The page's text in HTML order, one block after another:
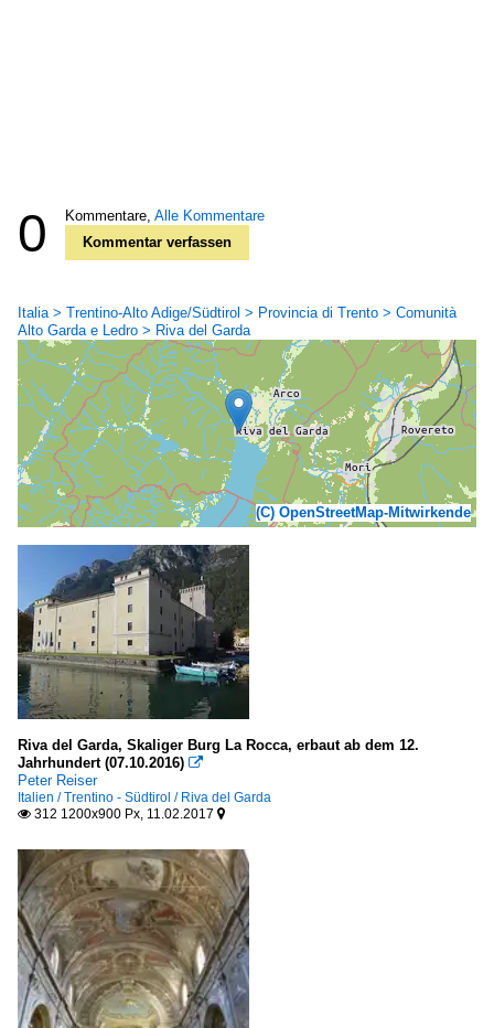
0 Kommentare, Alle Kommentare
Kommentar verfassen
Italia > Trentino-Alto Adige/Südtirol > Provincia di Trento > Comunità
Alto Garda e Ledro > Riva del Garda
(C) OpenStreetMap-Mitwirkende
Riva del Garda, Skaliger Burg La Rocca, erbaut ab dem 12.
Jahrhundert (07.10.2016) 
Peter Reiser
Italien / Trentino - Südtirol / Riva del Garda
 312 1200x900 Px, 11.02.2017 